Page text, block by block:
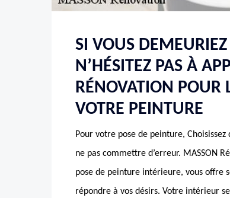
SI VOUS
N’HÉSITEZ PAS À
RÉNOVATION POUR
VOTRE PEINTURE
Pour votre pose de peinture,
ne pas commettre d’erreur. MASSON
pose de peinture intérieure, vous offre
répondre à vos désirs. Votre intérieur